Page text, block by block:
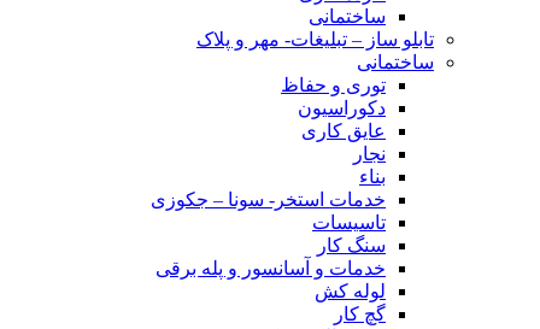
ساختمانی
تابلو ساز – تبلیغات- مهر و پلاک
ساختمانی
توری و حفاظ
دکوراسیون
عایق کاری
نجار
بناء
خدمات استخر- سونا – جکوزی
تاسیسات
سنگ کار
خدمات و آسانسور و پله برقی
لوله کش
گچ کار